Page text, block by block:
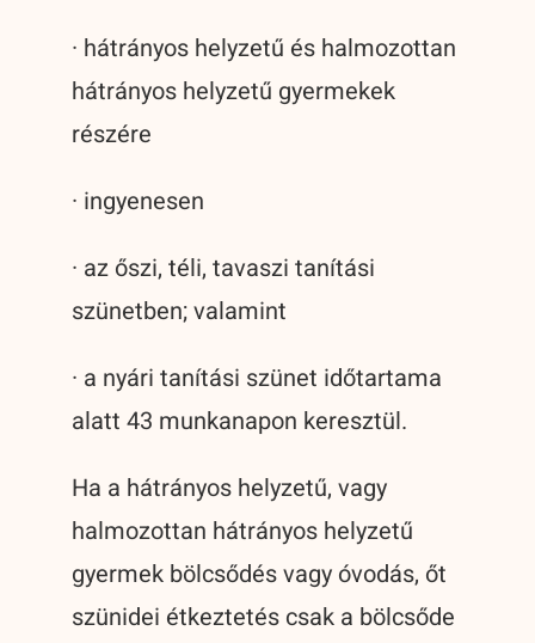
· hátrányos helyzetű és halmozottan
hátrányos helyzetű gyermekek
részére
· ingyenesen
· az őszi, téli, tavaszi tanítási
szünetben; valamint
· a nyári tanítási szünet időtartama
alatt 43 munkanapon keresztül.
Ha a hátrányos helyzetű, vagy
halmozottan hátrányos helyzetű
gyermek bölcsődés vagy óvodás, őt
szünidei étkeztetés csak a bölcsőde